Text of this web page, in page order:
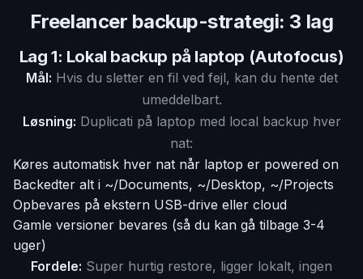
Freelancer backup-strategi: 3 lag
Lag 1: Lokal backup på laptop (Autofocus)
Mål: Hvis du sletter en fil ved fejl, kan du hente det
umeddelbart.
Løsning: Duplicati på laptop med local backup hver
nat:
Køres automatisk hver nat når laptop er powered on
Backedter alt i ~/Documents, ~/Desktop, ~/Projects
Opbevares på ekstern USB-drive eller cloud
Gamle versioner bevares (så du kan gå tilbage 3-4
uger)
Fordele: Super hurtig restore, ligger lokalt, ingen